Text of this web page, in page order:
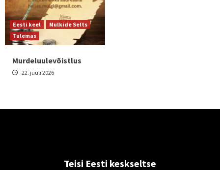
Eesti keel
Mulkide Selts
Tulemas
Murdeluulevõistlus
22. juuli 2026
Teisi Eesti keskseltse